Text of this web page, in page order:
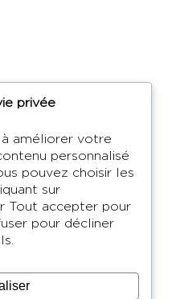
privée
à améliorer votre
personnalisé
pouvez choisir les
sur
Tout accepter pour
pour décliner